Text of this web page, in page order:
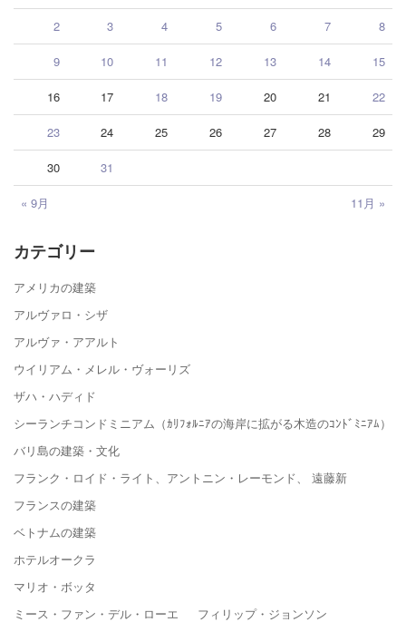
« 9月 11月 »
2 3 4 5 6 7 8
9 10 11 12 13 14 15
16 17 18 19 20 21 22
23 24 25 26 27 28 29
30 31
カテゴリー
アメリカの建築
アルヴァロ・シザ
アルヴァ・アアルト
ウイリアム・メレル・ヴォーリズ
ザハ・ハディド
シーランチコンドミニアム（ｶﾘﾌｫﾙﾆｱの海岸に拡がる木造のｺﾝﾄﾞﾐﾆｱﾑ）
バリ島の建築・文化
フランク・ロイド・ライト、アントニン・レーモンド、 遠藤新
フランスの建築
ベトナムの建築
ホテルオークラ
マリオ・ボッタ
ミース・ファン・デル・ローエ フィリップ・ジョンソン